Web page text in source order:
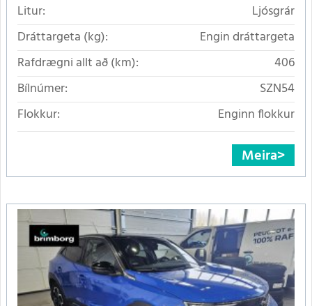
Litur:
Ljósgrár
Dráttargeta (kg):
Engin dráttargeta
Rafdrægni allt að (km):
406
Bílnúmer:
SZN54
Flokkur:
Enginn flokkur
Meira